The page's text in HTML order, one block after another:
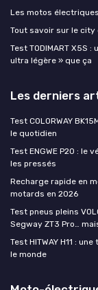
Les motos
Tout savoir sur le
Test TODIMART X5S
ultra légère » que ça
Les derniers
Test COLORWAY
le quotidien
Test ENGWE P20 : le
les pressés
Recharge rapide en
motards en 2026
Test pneus pleins
Segway ZT3 Pro…
Test HITWAY H11 :
le monde